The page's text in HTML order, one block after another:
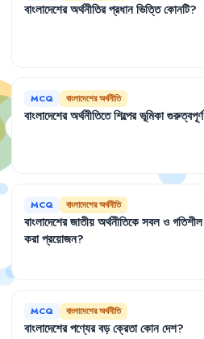
বাংলাদেশেরঅর্থনীতিরপ্রধানভিত্তিকোনটি?
MCQ বাংলাদেশের অর্থনীতি
বাংলাদেশেরঅর্থনীতিতেশিল্পেরভূমিকাগুরুত্বপূর্ণ
MCQ বাংলাদেশের অর্থনীতি
বাংলাদেশেরজাতীয়অর্থনীতিকেসবলওগতিশীল
করাপ্রয়োজন?
MCQ বাংলাদেশের অর্থনীতি
বাংলাদেশেরপণ্যেরবড়ক্রেতাকোনদেশ?